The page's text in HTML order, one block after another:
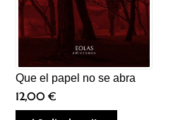
Que el papel no se abra
12,00€